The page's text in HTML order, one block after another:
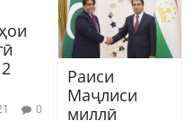
0
Раиси
Маҷлиси
миллӣ